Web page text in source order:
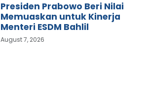
Presiden Prabowo Beri Nilai
Memuaskan untuk Kinerja
Menteri ESDM Bahlil
August 7, 2026